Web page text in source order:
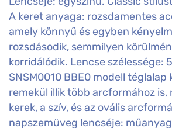
A keret anyaga: rozsdamentes
amely könnyű és egyben
rozsdásodik, semmilyen
korridálódik. Lencse szélessége:
SNSM0010 BBE0 modell téglalap
remekül illik több arcformához is,
kerek, a szív, és az ovális
napszemüveg lencséje: